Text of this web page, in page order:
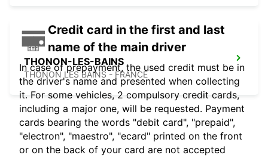
THONON-LES-BAINS
THONON LES BAINS - FRANCE
Credit card in the first and last
name of the main driver
In case of prepayment, the used credit must be in
the driver's name and presented when collecting
it. For some vehicles, 2 compulsory credit cards,
including a major one, will be requested. Payment
cards bearing the words "debit card", "prepaid",
"electron", "maestro", "ecard" printed on the front
or on the back of your card are not accepted